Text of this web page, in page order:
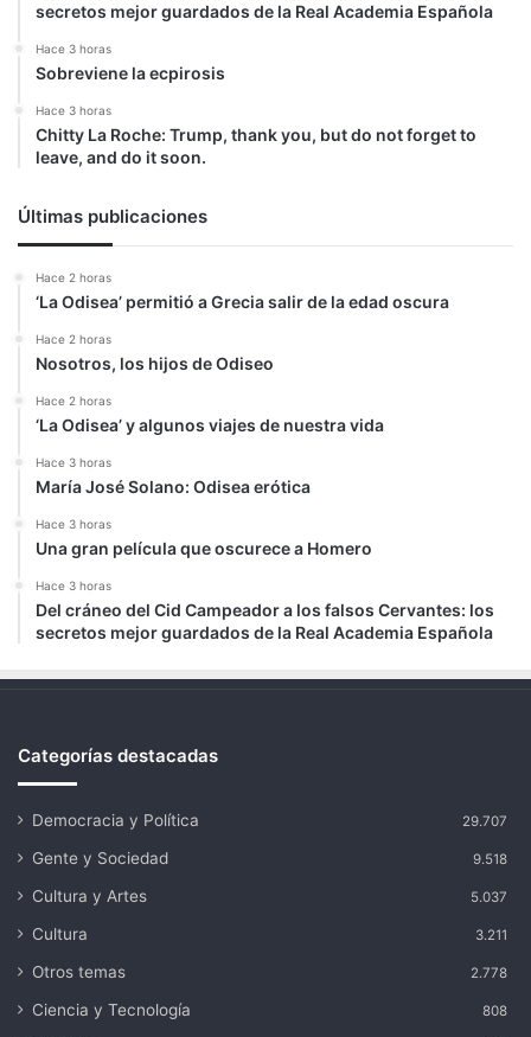
secretos mejor guardados de la Real Academia Española
Hace 3 horas
Sobreviene la ecpirosis
Hace 3 horas
Chitty La Roche: Trump, thank you, but do not forget to
leave, and do it soon.
Últimas publicaciones
Hace 2 horas
‘La Odisea’ permitió a Grecia salir de la edad oscura
Hace 2 horas
Nosotros, los hijos de Odiseo
Hace 2 horas
‘La Odisea’ y algunos viajes de nuestra vida
Hace 3 horas
María José Solano: Odisea erótica
Hace 3 horas
Una gran película que oscurece a Homero
Hace 3 horas
Del cráneo del Cid Campeador a los falsos Cervantes: los
secretos mejor guardados de la Real Academia Española
Categorías destacadas
Democracia y Política 29.707
Gente y Sociedad 9.518
Cultura y Artes 5.037
Cultura 3.211
Otros temas 2.778
Ciencia y Tecnología 808